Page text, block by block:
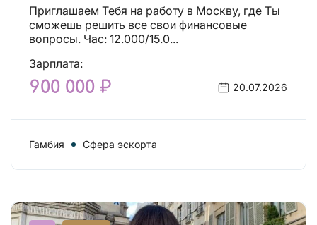
Приглашаем Тебя на работу в Москву, где Ты
сможешь решить все свои финансовые
вопросы. Час: 12.000/15.0...
Зарплата:
900 000 ₽ 20.07.2026
Гамбия Сфера эскорта